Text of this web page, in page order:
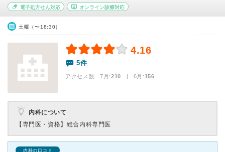
電子処方せん対応 オンライン診療対応
土曜（〜18:30）
4.16
5件
アクセス数 7月:210 | 6月:156
内科について
【専門医・資格】 総合内科専門医
内科の口コミ